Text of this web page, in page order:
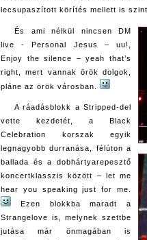
lecsupaszított körítés mellett is
És ami nélkül nincsen DM
live - Personal Jesus – uu!,
Enjoy the silence – yeah that’s
right, mert vannak örök dolgok,
pláne az örök városban.
A ráadásblokk a Stripped-del
vette kezdetét, a Black
Celebration korszak egyik
legnagyobb durranása, félúton a
ballada és a dobhártyarepesztő
koncertklasszis között – let me
hear you speaking just for me.
Ezen blokkba maradt a
Strangelove is, melynek szettbe
jutása már önmagában is